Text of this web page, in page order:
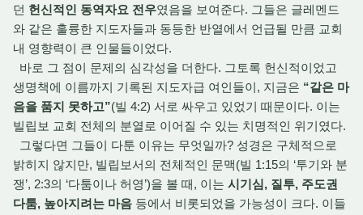
던 헌신적인 동역자요 전우였음을 보여준다. 그들은 글레멘드
와 같은 훌륭한 지도자들과 동등한 반열에서 언급될 만큼 교회
내 영향력이 큰 인물들이었다.
바로 그 점이 문제의 심각성을 더한다. 그토록 헌신적이었고
생명책에 이름까지 기록된 지도자급 여인들이, 지금은 “같은 마
음을 품지 못하고”(빌 4:2) 서로 싸우고 있었기 때문이다. 이는
빌립보 교회 전체의 분열로 이어질 수 있는 치명적인 위기였다.
그렇다면 그들이 다툰 이유는 무엇일까? 성경은 구체적으로
밝히지 않지만, 빌립보서의 전체적인 문맥(빌 1:15의 ‘투기와 분
쟁’, 2:3의 ‘다툼이나 허영’)을 볼 때, 이는 시기심, 질투, 주도권
다툼, 높아지려는 마음 등에서 비롯되었을 가능성이 크다. 이들